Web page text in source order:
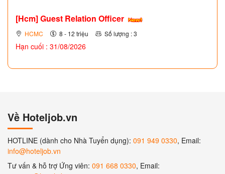
[Hcm] Guest Relation Officer
HCMC 8 - 12 triệu Số lượng : 3
Hạn cuối : 31/08/2026
Về Hoteljob.vn
HOTLINE (dành cho Nhà Tuyển dụng): 091 949 0330, Email:
info@hoteljob.vn
Tư vấn & hỗ trợ Ứng viên: 091 668 0330, Email: